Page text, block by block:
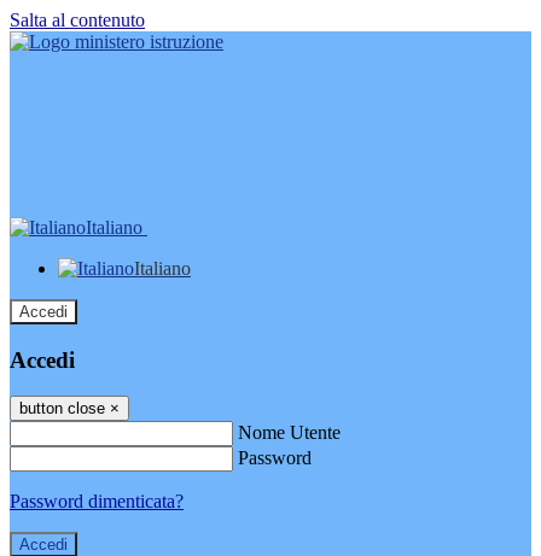
Salta al contenuto
Italiano
Italiano
Accedi
Accedi
button close ×
Nome Utente
Password
Password dimenticata?